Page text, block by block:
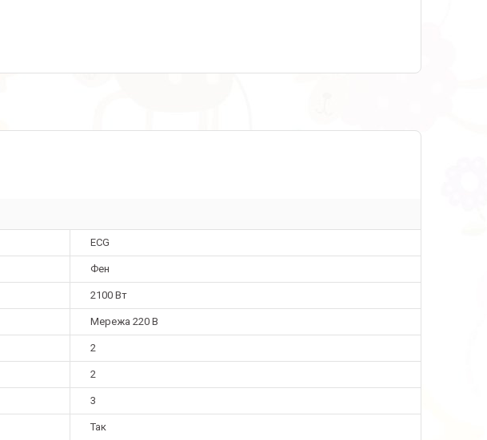
ECG
Фен
2100 Вт
Мережа 220 В
2
2
3
Так